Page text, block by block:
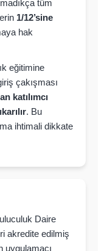
tüm
1/12’sine
hak
eğitimine
çakışması
katılımcı
. Bu
ihtimali dikkate
Daire
akredite edilmiş
uygulamacı